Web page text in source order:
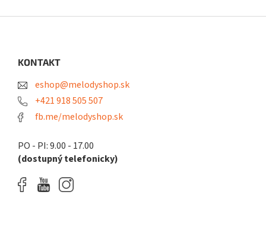
KONTAKT
eshop@melodyshop.sk
+421 918 505 507
fb.me/melodyshop.sk
PO - PI: 9.00 - 17.00
(dostupný telefonicky)